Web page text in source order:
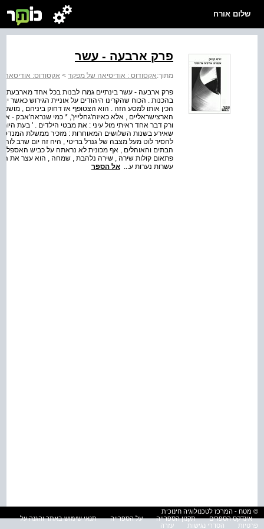
שלום אורח
פרק ארבעה - עשר
מתוך:אקסודוס : אודיסיאה של מפקד > אקסודוס:
פרק ארבעה - עשר בינתיים גמרו לבנות בכל אחד מארבעת
בהכנות . הכוח שהקרינו היהודים על אוניית הגירוש
ורק דבר אחד ראיתי מול עיני : את מבטי הילדים . ' בעת
שאירע בשנות השלושים המאוחרות : מזכיר ממשלת המנדט
להסיר לוט מעל מצבה של גנרל בריטי , היה זה יום שרב
הבתים והאוהלים , אף מכונית לא נראתה על כביש האספלט
פתאום קולות שירה , שירה נלהבת , שמחה , הוא עצר את
עשרות נערות ע... אל הספר
© מטח - המרכז לטכנולוגיה חינוכית
אינדקס הספרים
תקנון הספרייה על הספרייה
תנאי שימוש באתר והגנה על
פרטיות
הסדרי נגישות עזרה